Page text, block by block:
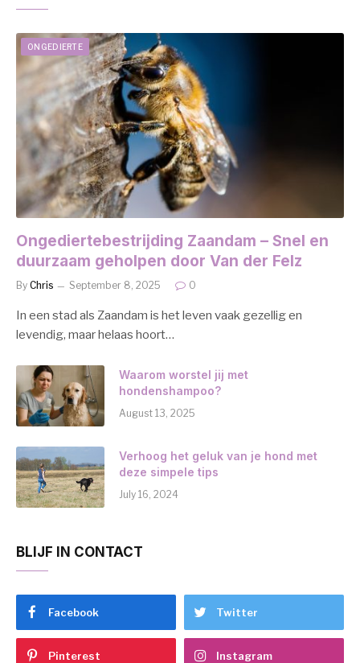
ONGEDIERTE
Ongediertebestrijding Zaandam – Snel en
duurzaam geholpen door Van der Felz
By Chris September 8, 2025 0
In een stad als Zaandam is het leven vaak gezellig en
levendig, maar helaas hoort…
Waarom worstel jij met
hondenshampoo?
August 13, 2025
Verhoog het geluk van je hond met
deze simpele tips
July 16, 2024
BLIJF IN CONTACT
Facebook Twitter
Pinterest Instagram